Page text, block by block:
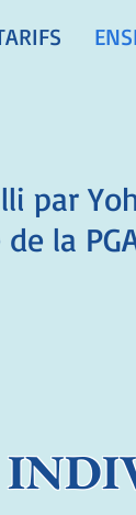
par
la